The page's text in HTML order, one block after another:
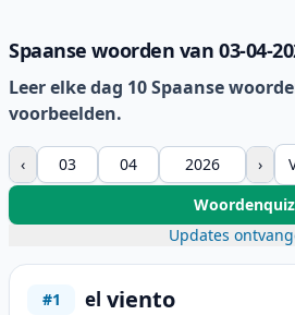
Spaanse woorden van 03-04-
Leer elke dag 10 Spaanse
voorbeelden.
‹ ›
Woordenquiz
Updates
#1 el viento